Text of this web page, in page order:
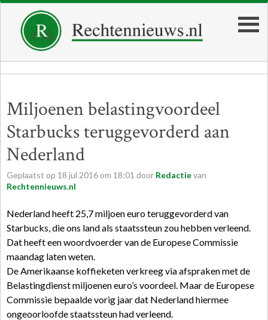
Miljoenen belastingvoordeel
Starbucks teruggevorderd aan
Nederland
Geplaatst op 18 jul 2016 om 18:01 door Redactievan
Rechtennieuws.nl
Nederland heeft 25,7 miljoen euro teruggevorderd van
Starbucks, die ons land als staatssteun zou hebben verleend.
Dat heeft een woordvoerder van de Europese Commissie
maandag laten weten.
De Amerikaanse koffieketen verkreeg via afspraken met de
Belastingdienst miljoenen euro’s voordeel. Maar de Europese
Commissie bepaalde vorig jaar dat Nederland hiermee
ongeoorloofde staatssteun had verleend.